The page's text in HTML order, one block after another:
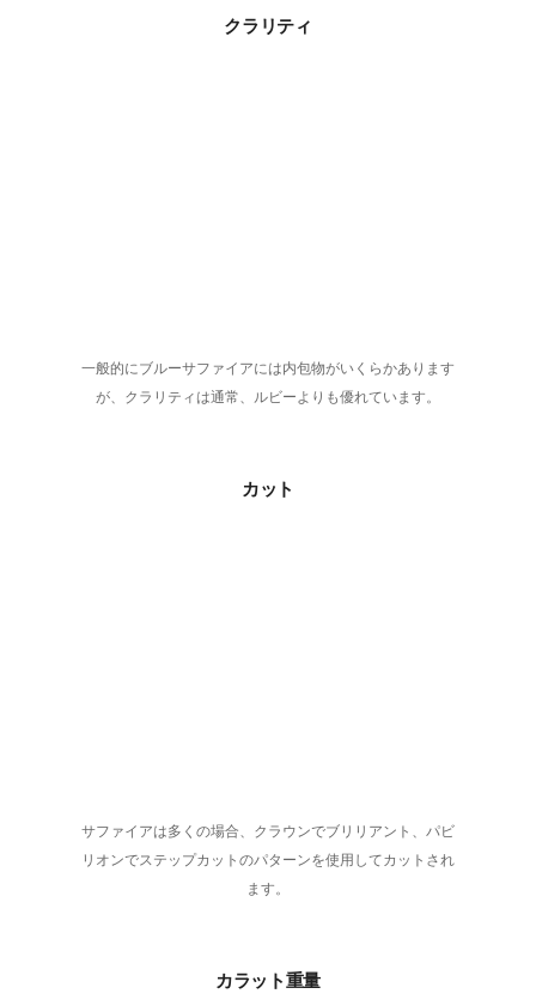
クラリティ
一般的にブルーサファイアには内包物がいくらかあります
が、クラリティは通常、ルビーよりも優れています。
カット
サファイアは多くの場合、クラウンでブリリアント、パビ
リオンでステップカットのパターンを使用してカットされ
ます。
カラット重量